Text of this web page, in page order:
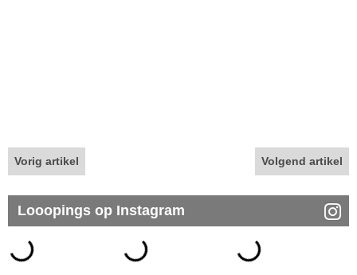
Vorig artikel Volgend artikel
Looopings op Instagram